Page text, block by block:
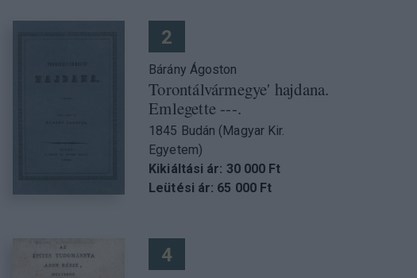
2
Bárány Ágoston
Torontálvármegye' hajdana.
Emlegette ---.
1845 Budán (Magyar Kir.
Egyetem)
Kikiáltási ár: 30 000 Ft
Leütési ár: 65 000 Ft
4